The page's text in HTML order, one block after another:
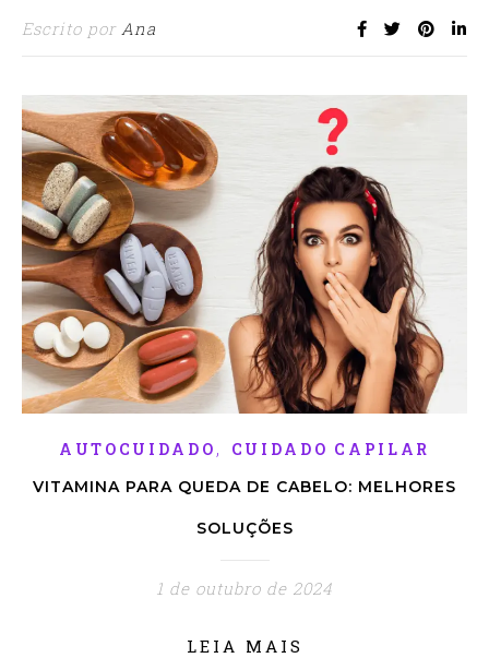
Escrito por Ana
AUTOCUIDADO , CUIDADO CAPILAR
VITAMINA PARA QUEDA DE CABELO: MELHORES
SOLUÇÕES
1 de outubro de 2024
LEIA MAIS